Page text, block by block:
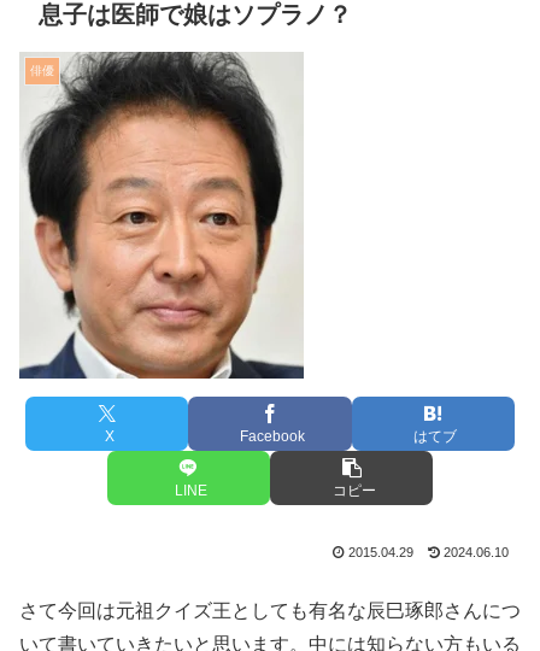
息子は医師で娘はソプラノ？
俳優
X Facebook はてブ
LINE コピー
2015.04.29 2024.06.10
さて今回は元祖クイズ王としても有名な辰巳琢郎さんにつ
いて書いていきたいと思います。中には知らない方もいる